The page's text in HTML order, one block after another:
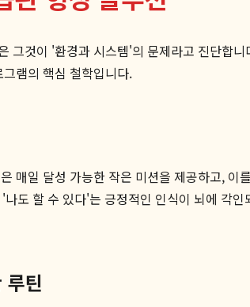
그것이 '환경과 시스템'의 문제라고 진단합니
그램의 핵심 철학입니다.
매일 달성 가능한 작은 미션을 제공하고,
도 할 수 있다'는 긍정적인 인식이 뇌에 각
틴